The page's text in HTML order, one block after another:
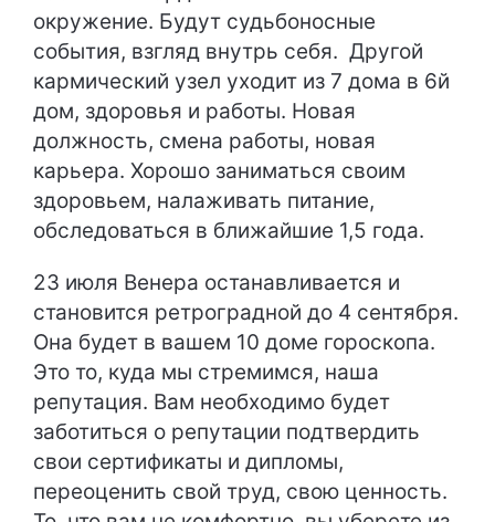
окружение. Будут судьбоносные
события, взгляд внутрь себя. Другой
кармический узел уходит из 7 дома в 6й
дом, здоровья и работы. Новая
должность, смена работы, новая
карьера. Хорошо заниматься своим
здоровьем, налаживать питание,
обследоваться в ближайшие 1,5 года.
23 июля Венера останавливается и
становится ретроградной до 4 сентября.
Она будет в вашем 10 доме гороскопа.
Это то, куда мы стремимся, наша
репутация. Вам необходимо будет
заботиться о репутации подтвердить
свои сертификаты и дипломы,
переоценить свой труд, свою ценность.